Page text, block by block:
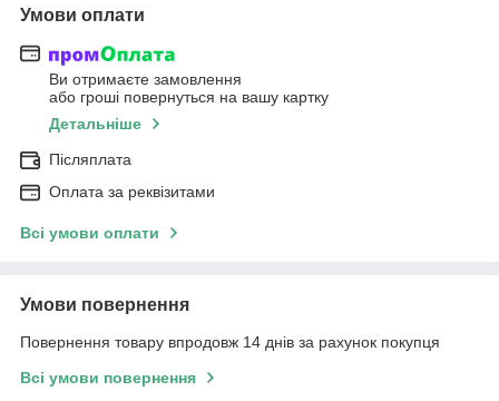
Умови оплати
Ви отримаєте замовлення
або гроші повернуться на вашу картку
Детальніше
Післяплата
Оплата за реквізитами
Всі умови оплати
Умови повернення
Повернення товару впродовж 14 днів за рахунок покупця
Всі умови повернення